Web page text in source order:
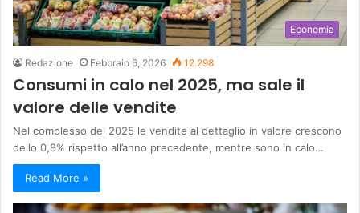
Economia
Redazione Febbraio 6, 2026 12.298
Consumi in calo nel 2025, ma sale il
valore delle vendite
Nel complesso del 2025 le vendite al dettaglio in valore crescono
dello 0,8% rispetto all’anno precedente, mentre sono in calo…
Read More »